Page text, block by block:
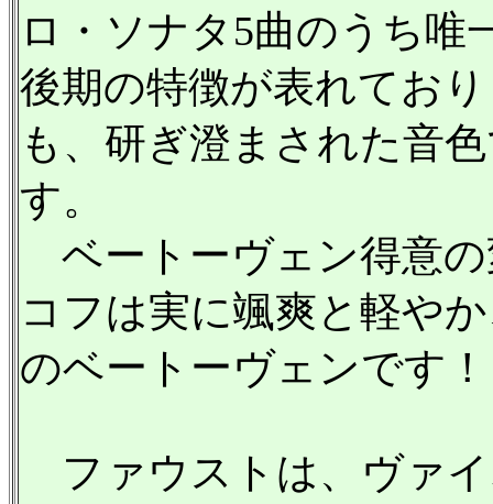
ロ・ソナタ5曲のうち唯
後期の特徴が表れてお
も、研ぎ澄まされた音
す。
ベートーヴェン得意
コフは実に颯爽と軽や
のベートーヴェンです！
ファウストは、ヴァ